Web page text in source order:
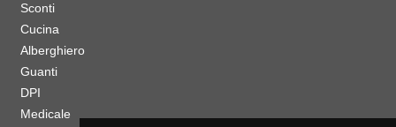
Sconti
Cucina
Alberghiero
Guanti
DPI
Medicale